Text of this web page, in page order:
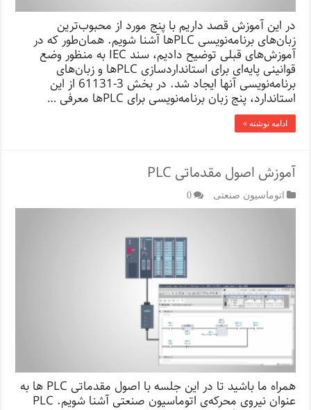
در این آموزش قصد داریم با پنج مورد از محبوب‌ترین
زبان‌های برنامه‌نویسی PLCها آشنا شویم. همان‌طور که در
آموزش‌های قبلی توضیح دادیم، سند IEC به منظور وضع
قوانینی پایه‌ای برای استانداردسازی PLC‌ها و زبان‌های
برنامه‌نویسی آنها ایجاد شد. در بخش 3-61131 از این
استاندارد، پنج زبان برنامه‌نویسی برای PLC‌ها معرفی …
ادامه نوشته »
آموزش اصول مقدماتی PLC
اتوماسیون صنعتی 0
همراه ما باشید تا در این جلسه با اصول مقدماتی PLC ها به
عنوان نیروی محرکه‌ی اتوماسیون صنعتی آشنا شویم. PLC